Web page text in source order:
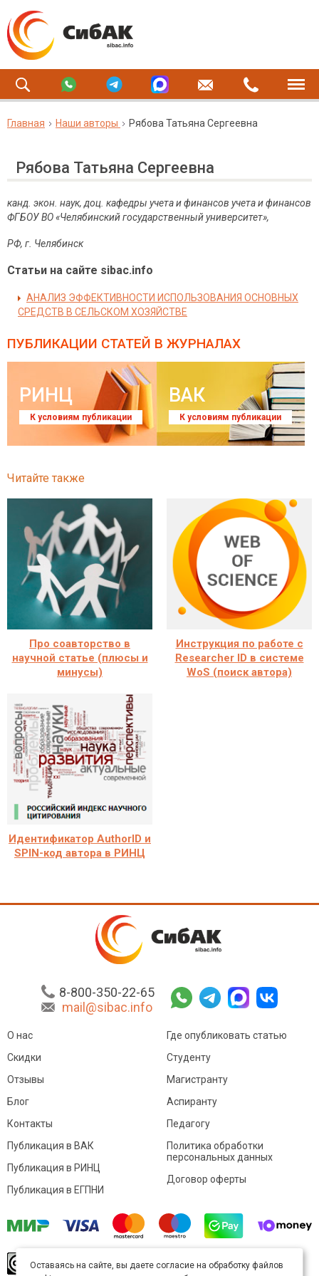
Главная Наши авторы Рябова Татьяна Сергеевна
Рябова Татьяна Сергеевна
канд. экон. наук, доц. кафедры учета и финансов учета и финансов
ФГБОУ ВО «Челябинский государственный университет»,
РФ, г. Челябинск
Статьи на сайте sibac.info
АНАЛИЗ ЭФФЕКТИВНОСТИ ИСПОЛЬЗОВАНИЯ ОСНОВНЫХ
СРЕДСТВ В СЕЛЬСКОМ ХОЗЯЙСТВЕ
ПУБЛИКАЦИИ СТАТЕЙ В ЖУРНАЛАХ
РИНЦ
К условиям публикации
ВАК
К условиям публикации
Читайте также
Про соавторство в
научной статье (плюсы и
минусы)
Инструкция по работе с
Researcher ID в системе
WoS (поиск автора)
Идентификатор AuthorID и
SPIN-код автора в РИНЦ
8-800-350-22-65
mail@sibac.info
О нас
Скидки
Отзывы
Блог
Контакты
Где опубликовать статью
Студенту
Магистранту
Аспиранту
Педагогу
Публикация в ВАК
Публикация в РИНЦ
Публикация в ЕГПНИ
Политика обработки
персональных данных
Договор оферты
произведение доступно полицензии Creative
Оставаясь на сайте, вы даете согласие на обработку файлов